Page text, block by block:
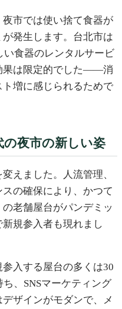
市では使い捨て食器が
発生します。台北市は
い食器のレンタルサービ
果は限定的でした——消
増に感じられるためで
夜市の新しい姿
えました。人流管理、
の確保により、かつて
老舗屋台がパンデミッ
規参入者も現れまし
入する屋台の多くは30
、SNSマーケティング
ザインがモダンで、メ